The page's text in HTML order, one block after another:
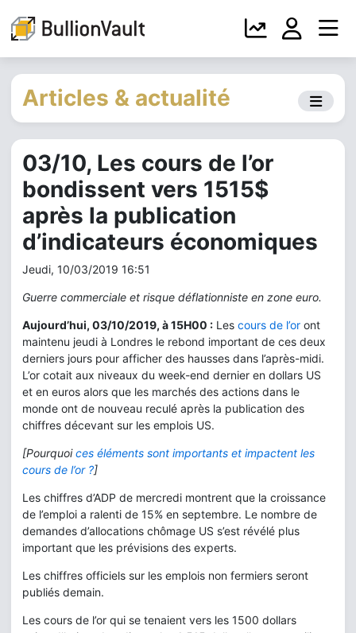
Articles & actualité
03/10, Les cours de l’or
bondissent vers 1515$
après la publication
d’indicateurs économiques
Jeudi, 10/03/2019 16:51
Guerre commerciale et risque déflationniste en zone euro.
Aujourd’hui, 03/10/2019, à 15H00 : Les cours de l’or ont
maintenu jeudi à Londres le rebond important de ces deux
derniers jours pour afficher des hausses dans l’après-midi.
L’or cotait aux niveaux du week-end dernier en dollars US
et en euros alors que les marchés des actions dans le
monde ont de nouveau reculé après la publication des
chiffres décevant sur les emplois US.
[Pourquoices éléments sont importants et impactent les
cours de l’or ?]
Les chiffres d’ADP de mercredi montrent que la croissance
de l’emploi a ralenti de 15% en septembre. Le nombre de
demandes d’allocations chômage US s’est révélé plus
important que les prévisions des experts.
Les chiffres officiels sur les emplois non fermiers seront
publiés demain.
Les cours de l’or qui se tenaient vers les 1500 dollars